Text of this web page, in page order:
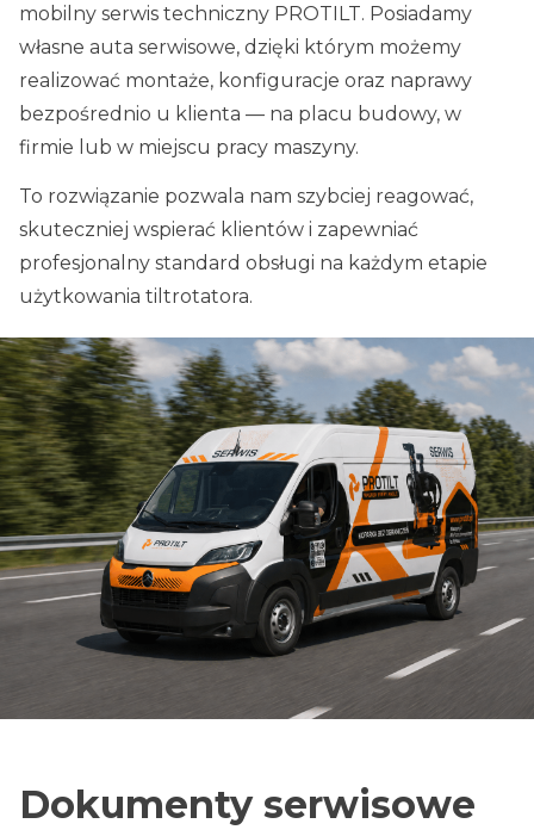
mobilny serwis techniczny PROTILT. Posiadamy
własne auta serwisowe, dzięki którym możemy
realizować montaże, konfiguracje oraz naprawy
bezpośrednio u klienta — na placu budowy, w
firmie lub w miejscu pracy maszyny.
To rozwiązanie pozwala nam szybciej reagować,
skuteczniej wspierać klientów i zapewniać
profesjonalny standard obsługi na każdym etapie
użytkowania tiltrotatora.
Dokumenty serwisowe